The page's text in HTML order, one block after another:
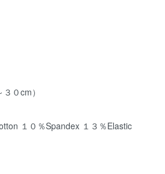
０cm）
１０％Spandex １３％Elastic